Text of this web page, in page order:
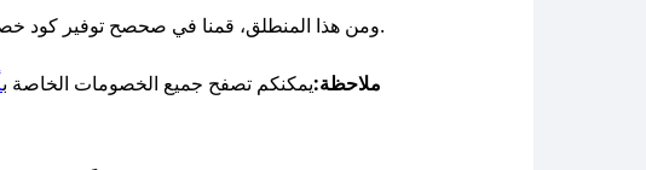
ومن هذا المنطلق، قمنا في صحصح توفير كود خصم فامكير لدعم أبناء مجتمعنا وتسهيل عليهم فرصة الحصول على إستشارة نفسية بسعر مقدرو عليه.
ملاحظة:يمكنكم تصفح جميع الخصومات الخاصة ب